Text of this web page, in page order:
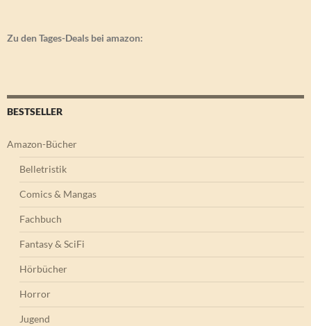
Zu den Tages-Deals bei amazon:
BESTSELLER
Amazon-Bücher
Belletristik
Comics & Mangas
Fachbuch
Fantasy & SciFi
Hörbücher
Horror
Jugend